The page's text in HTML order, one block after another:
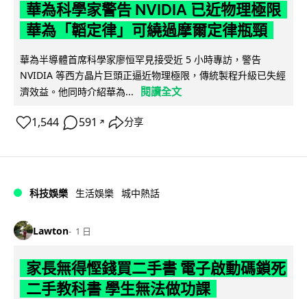
華為科學家警告 NVIDIA 已近物理極限
華為「韜定律」可繞過摩爾定律瓶頸
華為半導體首席科學家廖恒罕見接受近 5 小時專訪，警告
NVIDIA 等西方晶片巨頭正逼近物理極限，傳統製程升級已失經
濟效益。他同時介紹華為...
閱讀全文
1,544 591 ↗ 分享
科技娛樂 生活娛樂 城中熱話
Lawton 1 日
家長無得慳錢買二手書 電子啟動碼鎖死
二手教科書 學生無法做功課